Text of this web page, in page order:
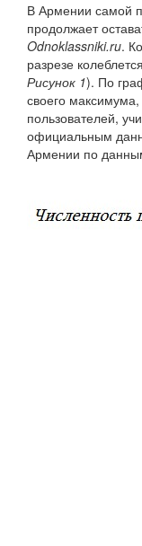
В Армении самой
продолжает
Odnoklassniki.ru.
разрезе
Рисунок 1). По
своего
пользователей,
официальным
Армении по